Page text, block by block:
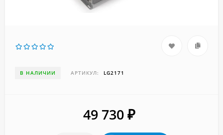
В НАЛИЧИИ АРТИКУЛ: LG2171
49 730 ₽